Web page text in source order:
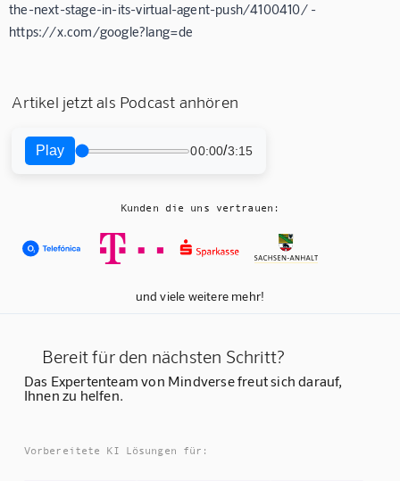
the-next-stage-in-its-virtual-agent-push/4100410/ -
https://x.com/google?lang=de
Artikel jetzt als Podcast anhören
Play 00:00/3:15
Kunden die uns vertrauen:
und viele weitere mehr!
Bereit für den nächsten Schritt?
Das Expertenteam von Mindverse freut sich darauf,
Ihnen zu helfen.
Vorbereitete KI Lösungen für: